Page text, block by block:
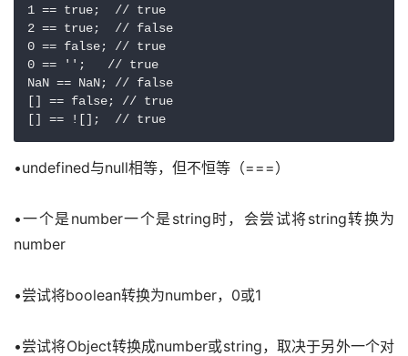
1 == true;  // true
2 == true;  // false
0 == false; // true
0 == '';   // true
NaN == NaN; // false
[] == false; // true
[] == ![];  // true
•undefined与null相等，但不恒等（===）
•一个是number一个是string时，会尝试将string转换为
number
•尝试将boolean转换为number，0或1
•尝试将Object转换成number或string，取决于另外一个对